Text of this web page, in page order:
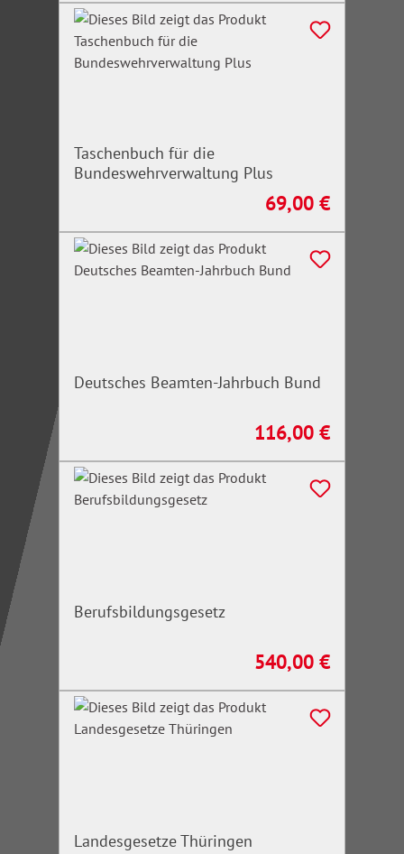
Taschenbuch für die
Bundeswehrverwaltung Plus
Regulärer Preis:
69,00 €
Deutsches Beamten-Jahrbuch Bund
Regulärer Preis:
116,00 €
Berufsbildungsgesetz
Regulärer Preis:
540,00 €
Landesgesetze Thüringen